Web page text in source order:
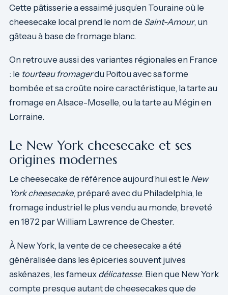
Cette pâtisserie a essaimé jusqu’en Touraine où le
cheesecake local prend le nom de Saint-Amour, un
gâteau à base de fromage blanc.
On retrouve aussi des variantes régionales en France
: le tourteau fromagerdu Poitou avec sa forme
bombée et sa croûte noire caractéristique, la tarte au
fromage en Alsace-Moselle, ou la tarte au Mégin en
Lorraine.
Le New York cheesecake et ses
origines modernes
Le cheesecake de référence aujourd’hui est le New
York cheesecake, préparé avec du Philadelphia, le
fromage industriel le plus vendu au monde, breveté
en 1872 par William Lawrence de Chester.
À New York, la vente de ce cheesecake a été
généralisée dans les épiceries souvent juives
askénazes, les fameux délicatesse. Bien que New York
compte presque autant de cheesecakes que de